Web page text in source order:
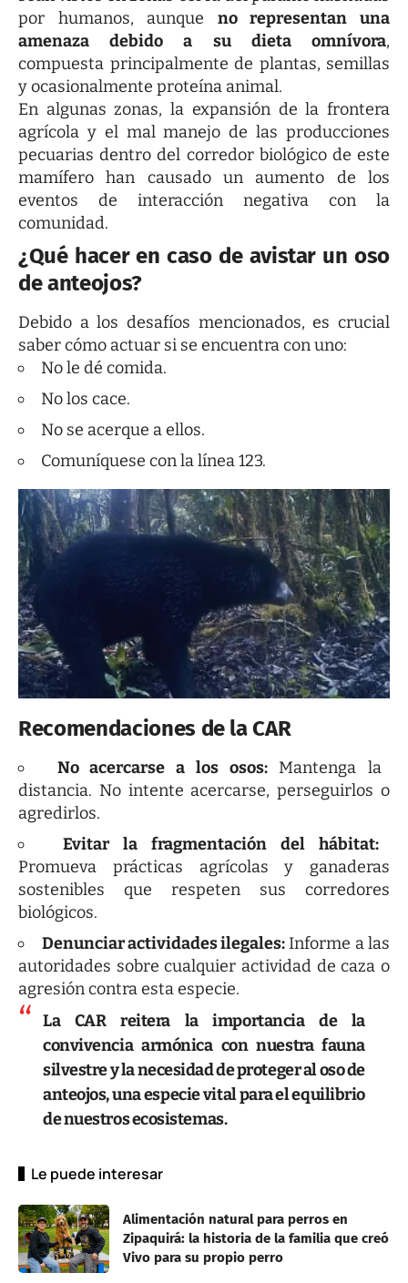
por humanos, aunque no representan una
amenaza debido a su dieta omnívora,
compuesta principalmente de plantas, semillas
y ocasionalmente proteína animal.
En algunas zonas, la expansión de la frontera
agrícola y el mal manejo de las producciones
pecuarias dentro del corredor biológico de este
mamífero han causado un aumento de los
eventos de interacción negativa con la
comunidad.
¿Qué hacer en caso de avistar un oso
de anteojos?
Debido a los desafíos mencionados, es crucial
saber cómo actuar si se encuentra con uno:
No le dé comida.
No los cace.
No se acerque a ellos.
Comuníquese con la línea 123.
Recomendaciones de la CAR
No acercarse a los osos:Mantenga la
distancia. No intente acercarse, perseguirlos o
agredirlos.
Evitar la fragmentación del hábitat:
Promueva prácticas agrícolas y ganaderas
sostenibles que respeten sus corredores
biológicos.
Denunciar actividades ilegales: Informe a las
autoridades sobre cualquier actividad de caza o
agresión contra esta especie.
La CAR reitera la importancia de la
convivencia armónica con nuestra fauna
silvestre y la necesidad de proteger al oso de
anteojos, una especie vital para el equilibrio
de nuestros ecosistemas.
Le puede interesar
Alimentación natural para perros en
Zipaquirá: la historia de la familia que creó
Vivo para su propio perro